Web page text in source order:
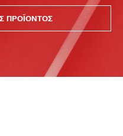
ΠΡΟΪΟΝΤΟΣ